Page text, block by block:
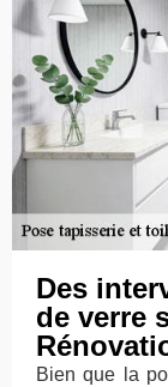
Des
de verre
Bien que la